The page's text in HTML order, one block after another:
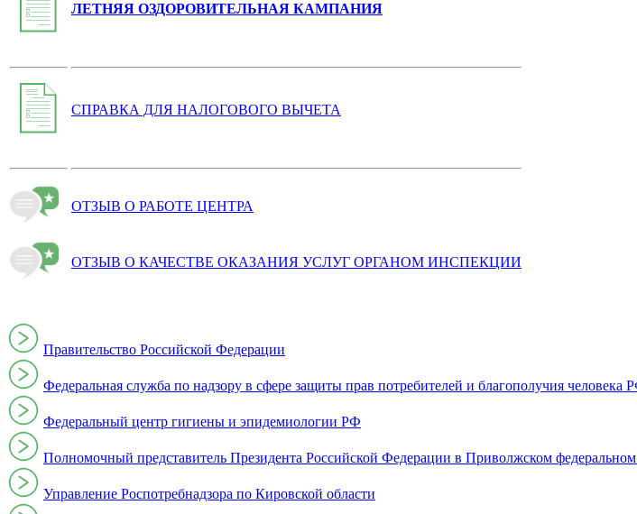
ЛЕТНЯЯ ОЗДОРОВИТЕЛЬНАЯ КАМПАНИЯ
СПРАВКА ДЛЯ НАЛОГОВОГО ВЫЧЕТА
ОТЗЫВ О РАБОТЕ ЦЕНТРА
ОТЗЫВ О КАЧЕСТВЕ ОКАЗАНИЯ УСЛУГ ОРГАНОМ ИНСПЕКЦИИ
Правительство Российской Федерации
Федеральная служба по надзору в сфере защиты прав потребителей и благополучия человека
Федеральный центр гигиены и эпидемиологии РФ
Полномочный представитель Президента Российской Федерации в Приволжском федеральном
Управление Роспотребнадзора по Кировской области